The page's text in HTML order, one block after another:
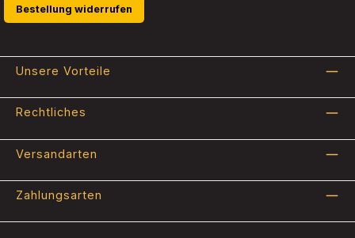
Bestellung widerrufen
Unsere Vorteile
Versandarten
Zahlungsarten
Rechtliches